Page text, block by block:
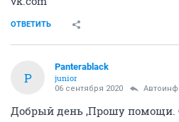
ОТВЕТИТЬ
P
Panterablack
junior
06 сентября 2020
Добрый день ,Прошу помощи.